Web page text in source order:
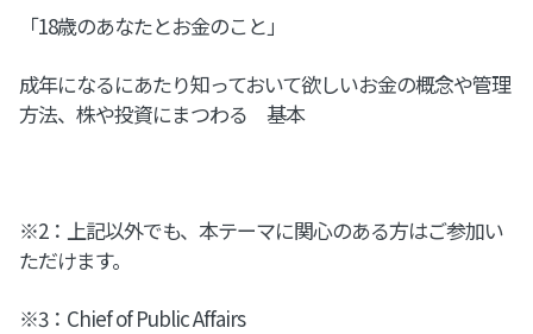
「18歳のあなたとお金のこと」
成年になるにあたり知っておいて欲しいお金の概念や管理
方法、株や投資にまつわる 基本
※2：上記以外でも、本テーマに関心のある方はご参加い
ただけます。
※3：Chief of Public Affairs